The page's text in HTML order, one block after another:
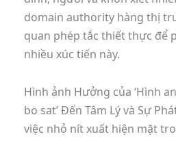
domain authority hàng thị
quan phép tắc thiết thực để
nhiều xúc tiến này.
Hình ảnh Hưởng của ‘Hình
bo sat’ Đến Tâm Lý và Sự
việc nhỏ nít xuất hiện mặt